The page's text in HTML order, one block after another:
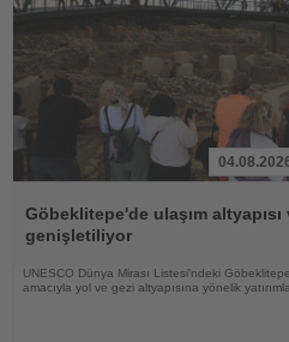
Oku
Göbeklitepe'de ulaşım altyapısı
genişletiliyor
UNESCO Dünya Mirası Listesi'ndeki
amacıyla yol ve gezi altyapısına yönelik